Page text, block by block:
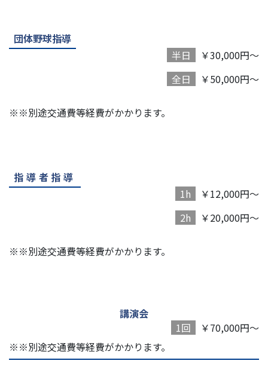
団体野球指導
半日
￥30,000円～
全日
￥50,000円～
※※別途交通費等経費がかかります。
指導者指導
1h
￥12,000円～
2h
￥20,000円～
※※別途交通費等経費がかかります。
講演会
1回
￥70,000円～
※※別途交通費等経費がかかります。